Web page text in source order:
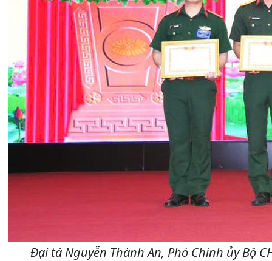
Đại tá Nguyễn Thành An, Phó Chính ủy Bộ